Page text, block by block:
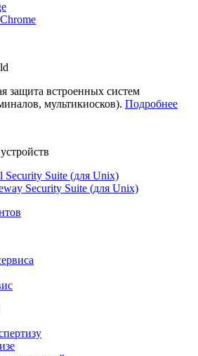
защита встроенных систем
мультикиосков). Подробнее
Security Suite (для Unix)
Security Suite (для Unix)